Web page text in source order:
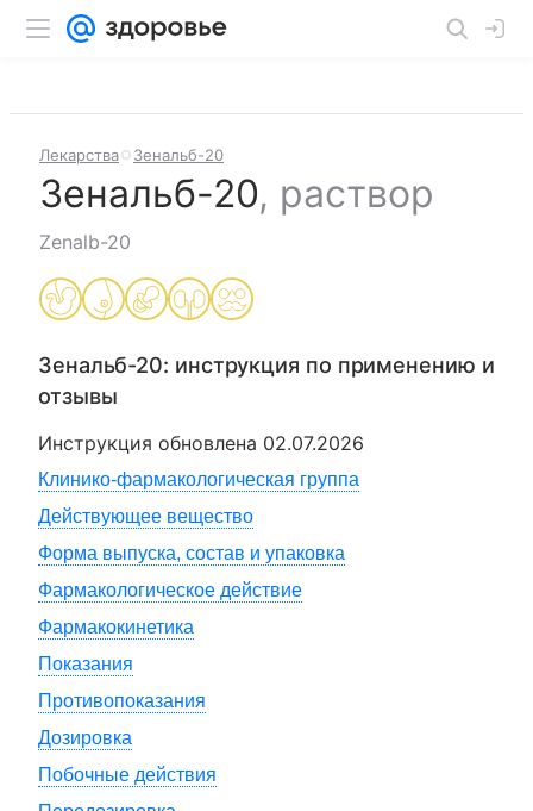
Лекарства Зенальб-20
Зенальб-20, раствор
Zenalb-20
Зенальб-20: инструкция по применению и
отзывы
Инструкция обновлена 02.07.2026
Клинико-фармакологическая группа
Действующее вещество
Форма выпуска, состав и упаковка
Фармакологическое действие
Фармакокинетика
Показания
Противопоказания
Дозировка
Побочные действия